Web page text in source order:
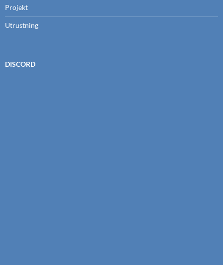
Projekt
Utrustning
DISCORD